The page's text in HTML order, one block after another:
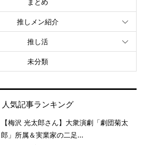
推しメン紹介
推し活
未分類
人気記事ランキング
【梅沢 光太郎さん】大衆演劇「劇団菊太
郎」所属＆実業家の二足...